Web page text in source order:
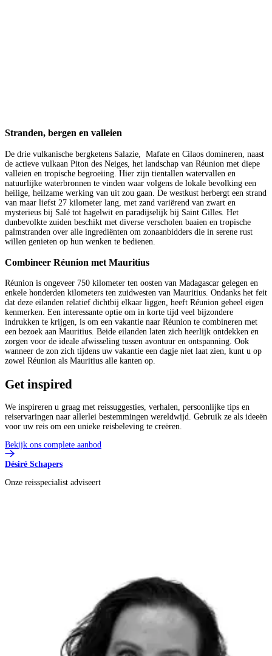
Stranden, bergen en valleien
De drie vulkanische bergketens Salazie, Mafate en Cilaos domineren, naast
de actieve vulkaan Piton des Neiges, het landschap van Réunion met diepe
valleien en tropische begroeiing. Hier zijn tientallen watervallen en
natuurlijke waterbronnen te vinden waar volgens de lokale bevolking een
heilige, heilzame werking van uit zou gaan. De westkust herbergt een strand
van maar liefst 27 kilometer lang, met zand variërend van zwart en
mysterieus bij Salé tot hagelwit en paradijselijk bij Saint Gilles. Het
dunbevolkte zuiden beschikt met diverse verscholen baaien en tropische
palmstranden over alle ingrediënten om zonaanbidders die in serene rust
willen genieten op hun wenken te bedienen.
Combineer Réunion met Mauritius
Réunion is ongeveer 750 kilometer ten oosten van Madagascar gelegen en
enkele honderden kilometers ten zuidwesten van Mauritius. Ondanks het feit
dat deze eilanden relatief dichtbij elkaar liggen, heeft Réunion geheel eigen
kenmerken. Een interessante optie om in korte tijd veel bijzondere
indrukken te krijgen, is om een vakantie naar Réunion te combineren met
een bezoek aan Mauritius. Beide eilanden laten zich heerlijk ontdekken en
zorgen voor de ideale afwisseling tussen avontuur en ontspanning. Ook
wanneer de zon zich tijdens uw vakantie een dagje niet laat zien, kunt u op
zowel Réunion als Mauritius alle kanten op.
Get inspired
We inspireren u graag met reissuggesties, verhalen, persoonlijke tips en
reiservaringen naar allerlei bestemmingen wereldwijd. Gebruik ze als ideeën
voor uw reis om een unieke reisbeleving te creëren.
Bekijk ons complete aanbod
Désiré Schapers
Onze reisspecialist adviseert